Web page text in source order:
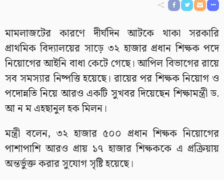
মামলাজটের কারণে দীর্ঘদিন আটকে থাকা সরকারি
প্রাথমিক বিদ্যালয়ের সাড়ে ৩২ হাজার প্রধান শিক্ষক পদে
নিয়োগের আইনি বাধা কেটে গেছে। আপিল বিভাগের রায়ে
সব সমস্যার নিষ্পত্তি হয়েছে। রায়ের পর শিক্ষক নিয়োগ ও
পদোন্নতি নিয়ে আরও একটি সুখবর দিয়েছেন শিক্ষামন্ত্রী ড.
আ ন ম এহছানুল হক মিলন।
মন্ত্রী বলেন, ৩২ হাজার ৫০০ প্রধান শিক্ষক নিয়োগের
পাশাপাশি আরও প্রায় ১৭ হাজার শিক্ষককে এ প্রক্রিয়ায়
অন্তর্ভুক্ত করার সুযোগ সৃষ্টি হয়েছে।